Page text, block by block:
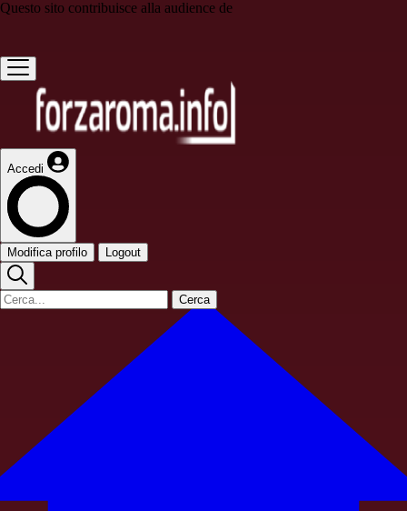
Questo sito contribuisce alla audience de
Accedi
Modifica profilo Logout
Cerca